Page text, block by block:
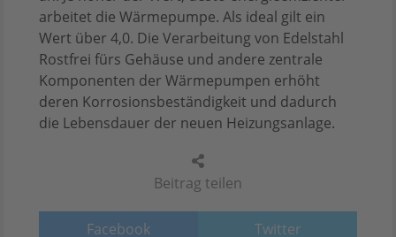
Beitrag teilen
Facebook Twitter
arbeitet die Wärmepumpe. Als ideal gilt ein
Wert über 4,0. Die Verarbeitung von Edelstahl
Rostfrei fürs Gehäuse und andere zentrale
Komponenten der Wärmepumpen erhöht
deren Korrosionsbeständigkeit und dadurch
die Lebensdauer der neuen Heizungsanlage.